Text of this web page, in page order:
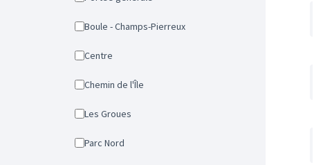
Boule - Champs-Pierreux
Centre
Chemin de l'Île
Les Groues
Parc Nord